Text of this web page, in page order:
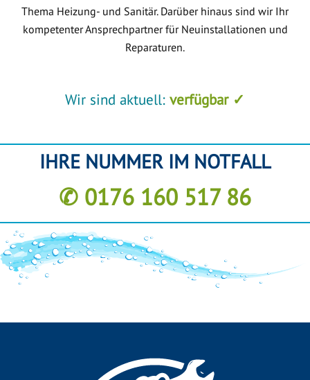
Thema Heizung- und Sanitär. Darüber hinaus sind wir Ihr
kompetenter Ansprechpartner für Neuinstallationen und
Reparaturen.
Wir sind aktuell: verfügbar ✓
IHRE NUMMER IM NOTFALL
✆ 0176 160 517 86